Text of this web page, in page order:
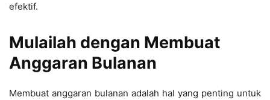
efektif.
Mulailah dengan Membuat
Anggaran Bulanan
Membuat anggaran bulanan adalah hal yang penting untuk